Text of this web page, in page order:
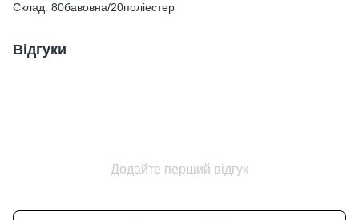
Склад: 80бавовна/20поліестер
Відгуки
Додайте перший відгук